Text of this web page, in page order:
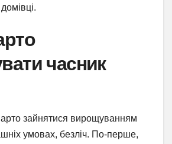
часник
зайнятися вирощуванням
умовах, безліч. По-перше,